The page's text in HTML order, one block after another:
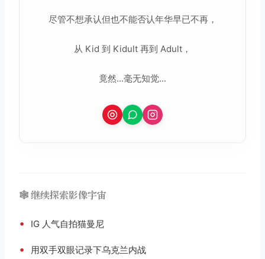
尽管不想承认但也不能否认年华早已不再，
从 Kid 到 Kidult 再到 Adult，
竟然...毫无知觉...
🕸️ 继续探索影像宇宙
• IG 人气自拍猫曼尼
• 用双手双眼记录下乌克兰内战